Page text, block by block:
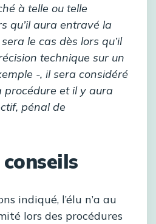
à telle ou telle
qu’il aura entravé la
le cas dès lors qu’il
technique sur un
-, il sera considéré
procédure et il y aura
pénal de
indiqué, l’élu n’a au
lors des procédures